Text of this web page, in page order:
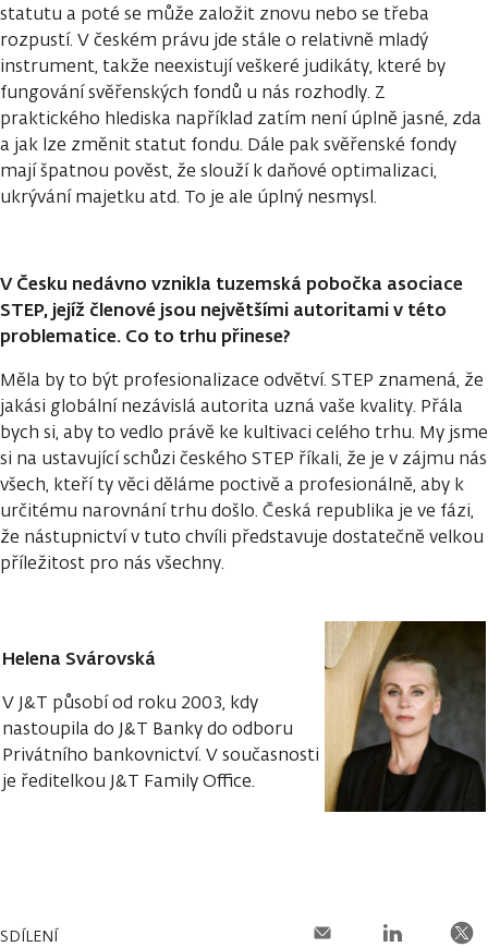
statutu a poté se může založit znovu nebo se třeba
rozpustí. V českém právu jde stále o relativně mladý
instrument, takže neexistují veškeré judikáty, které by
fungování svěřenských fondů u nás rozhodly. Z
praktického hlediska například zatím není úplně jasné, zda
a jak lze změnit statut fondu. Dále pak svěřenské fondy
mají špatnou pověst, že slouží k daňové optimalizaci,
ukrývání majetku atd. To je ale úplný nesmysl.
V Česku nedávno vznikla tuzemská pobočka asociace
STEP, jejíž členové jsou největšími autoritami v této
problematice. Co to trhu přinese?
Měla by to být profesionalizace odvětví. STEP znamená, že
jakási globální nezávislá autorita uzná vaše kvality. Přála
bych si, aby to vedlo právě ke kultivaci celého trhu. My jsme
si na ustavující schůzi českého STEP říkali, že je v zájmu nás
všech, kteří ty věci děláme poctivě a profesionálně, aby k
určitému narovnání trhu došlo. Česká republika je ve fázi,
že nástupnictví v tuto chvíli představuje dostatečně velkou
příležitost pro nás všechny.
Helena Svárovská
V J&T působí od roku 2003, kdy
nastoupila do J&T Banky do odboru
Privátního bankovnictví. V současnosti
je ředitelkou J&T Family Office.
SDÍLENÍ